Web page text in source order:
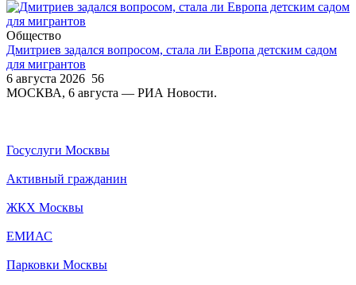
Общество
Дмитриев задался вопросом, стала ли Европа детским садом
для мигрантов
6 августа 2026 56
МОСКВА, 6 августа — РИА Новости.
Госуслуги Москвы
Активный гражданин
ЖКХ Москвы
ЕМИАС
Парковки Москвы